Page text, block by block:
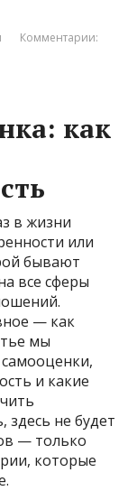
Комментарии:
как
в жизни
или
бывают
все сферы
— как
мы
и какие
здесь не будет
— только
которые